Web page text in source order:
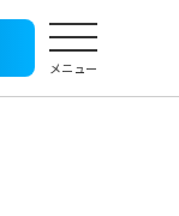
メニュー